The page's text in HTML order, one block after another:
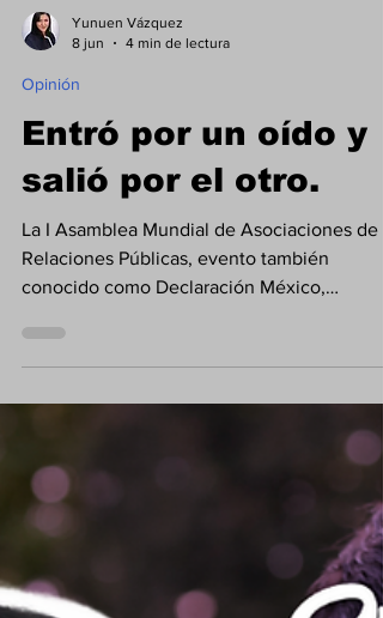
8 jun
Opinión
Entró por un oído y
salió por el otro.
La I Asamblea Mundial de Asociaciones de
Relaciones Públicas, evento también
conocido como Declaración México,